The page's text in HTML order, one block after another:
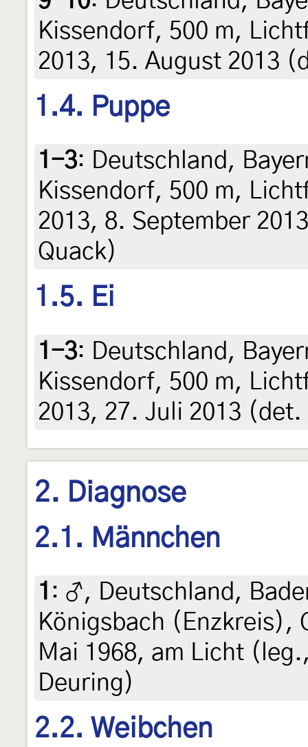
Kissendorf, 500 m,
2013, 15. August 2013
1.4. Puppe
1-3: Deutschland,
Kissendorf, 500 m,
2013, 8. September
Quack)
1.5. Ei
1-3: Deutschland,
Kissendorf, 500 m,
2013, 27. Juli 2013
2. Diagnose
2.1. Männchen
1 : ♂, Deutschland,
Königsbach (Enzkreis),
Mai 1968, am Licht
Deuring)
2.2. Weibchen